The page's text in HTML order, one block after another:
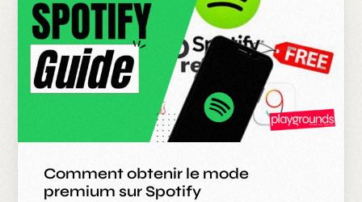
Comment obtenir le mode
premium sur Spotify